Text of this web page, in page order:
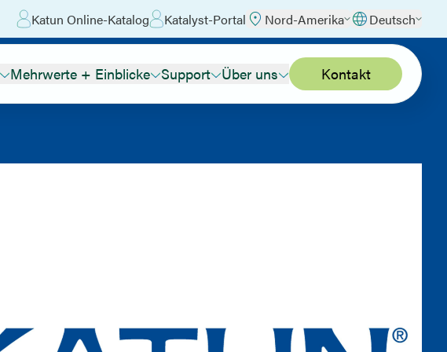
Katun Online-Katalog Katalyst-Portal Nord-Amerika Deutsch
Mehrwerte + Einblicke Support Über uns Kontakt